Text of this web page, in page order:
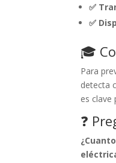
✅
✅
🎓
Para
detecta
es clave
❓